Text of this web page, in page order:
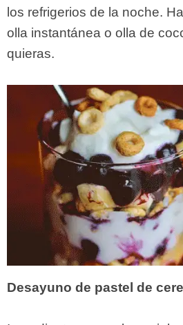
los refrigerios de la noche.
olla instantánea o olla de
quieras.
Desayuno de pastel de